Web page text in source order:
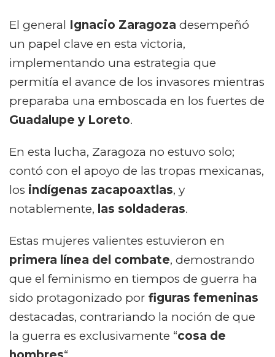
El general Ignacio Zaragoza desempeñó
un papel clave en esta victoria,
implementando una estrategia que
permitía el avance de los invasores mientras
preparaba una emboscada en los fuertes de
Guadalupe y Loreto.
En esta lucha, Zaragoza no estuvo solo;
contó con el apoyo de las tropas mexicanas,
los indígenas zacapoaxtlas, y
notablemente, las soldaderas.
Estas mujeres valientes estuvieron en
primera línea del combate, demostrando
que el feminismo en tiempos de guerra ha
sido protagonizado por figuras femeninas
destacadas, contrariando la noción de que
la guerra es exclusivamente “cosa de